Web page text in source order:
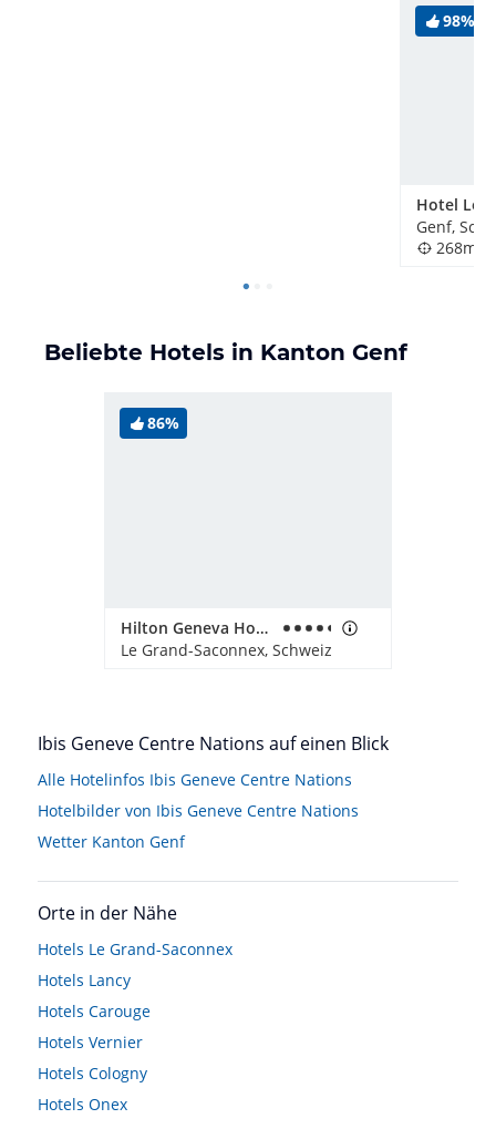
98%
Hotel Les
Genf,
268m
Beliebte Hotels in Kanton Genf
86%
Hilton Geneva Hotel & Conference Centre
Le Grand-Saconnex, Schweiz
Ibis Geneve Centre Nations auf einen Blick
Alle Hotelinfos Ibis Geneve Centre Nations
Hotelbilder von Ibis Geneve Centre Nations
Wetter Kanton Genf
Orte in der Nähe
Hotels Le Grand-Saconnex
Hotels Lancy
Hotels Carouge
Hotels Vernier
Hotels Cologny
Hotels Onex